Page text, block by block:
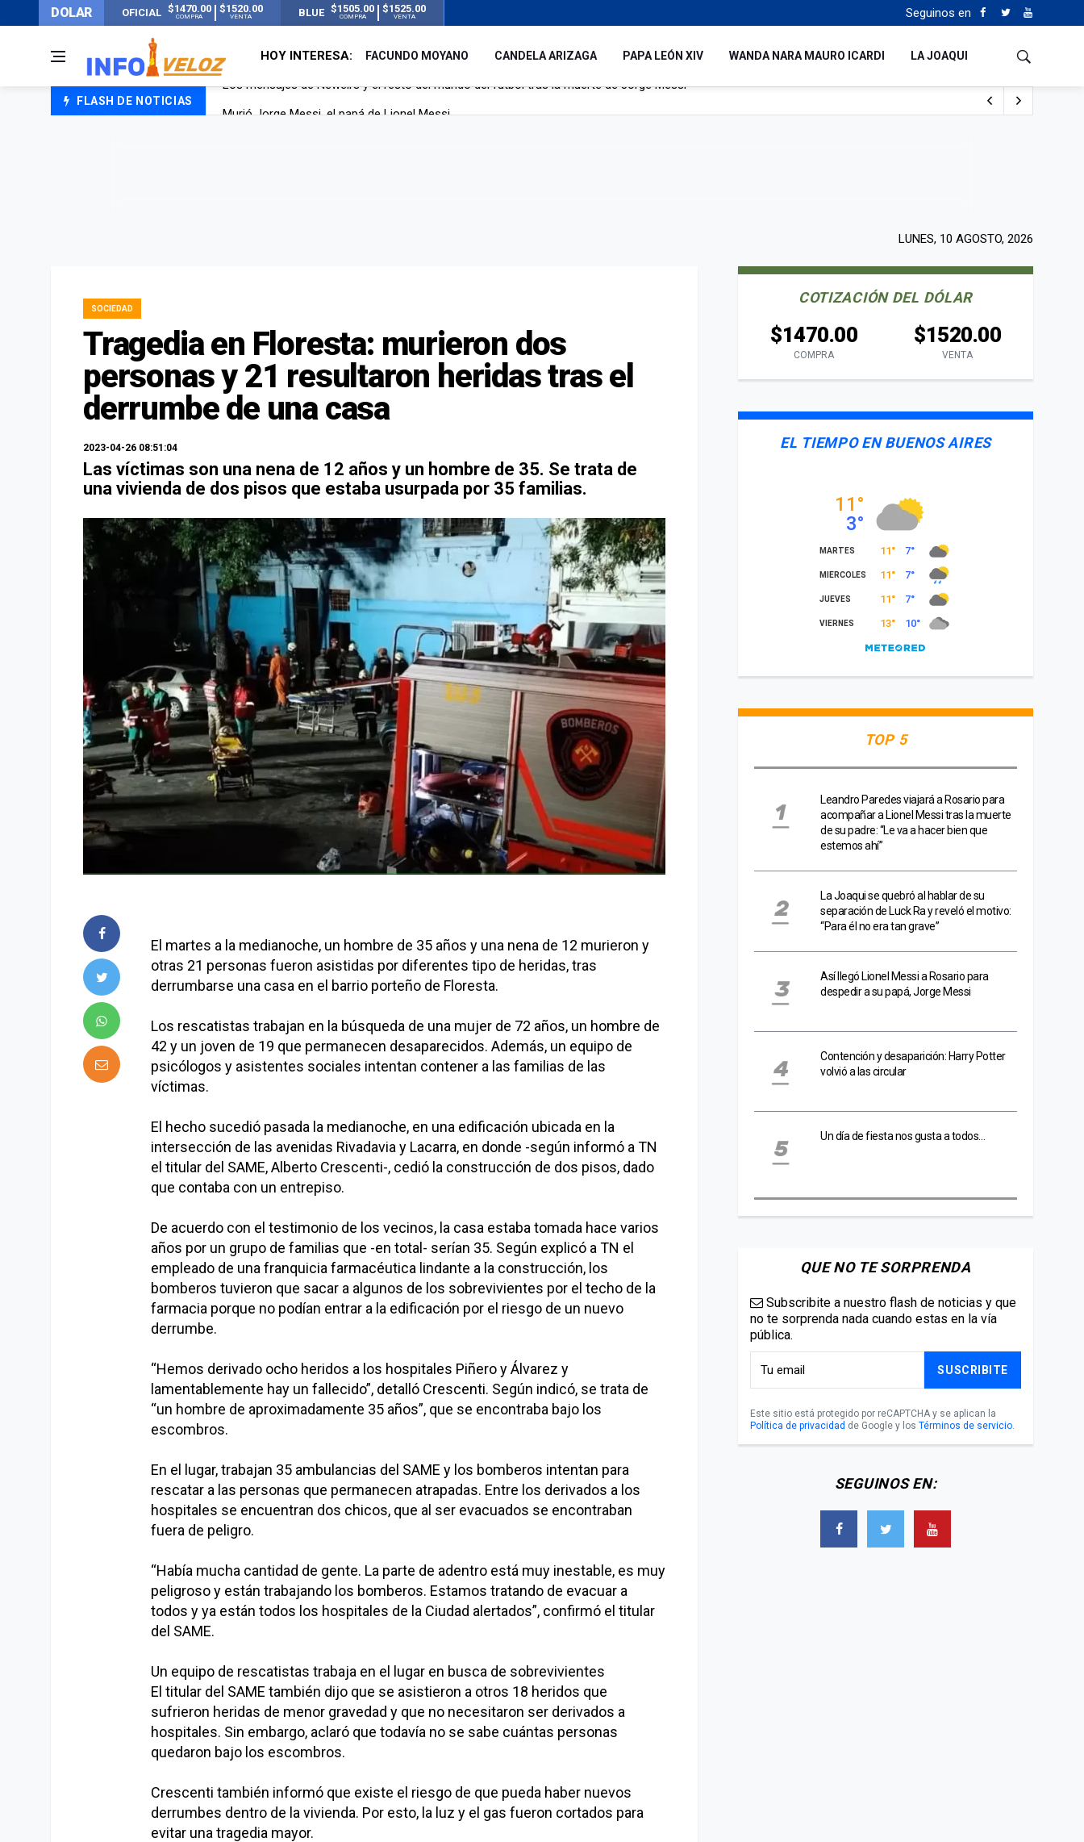
DOLAR OFICIAL $1470.00
COMPRA
$1520.00
VENTA BLUE $1505.00
COMPRA
$1525.00
VENTA Seguinos en
HOY INTERESA: FACUNDO MOYANO CANDELA ARIZAGA PAPA LEÓN XIV WANDA NARA MAURO ICARDI LA JOAQUI
FLASH DE NOTICIAS
LUNES, 10 AGOSTO, 2026
SOCIEDAD
Tragedia en Floresta: murieron dos
personas y 21 resultaron heridas tras el
derrumbe de una casa
2023-04-26 08:51:04
Las víctimas son una nena de 12 años y un hombre de 35. Se trata de
una vivienda de dos pisos que estaba usurpada por 35 familias.
El martes a la medianoche, un hombre de 35 años y una nena de 12 murieron y
otras 21 personas fueron asistidas por diferentes tipo de heridas, tras
derrumbarse una casa en el barrio porteño de Floresta.
Los rescatistas trabajan en la búsqueda de una mujer de 72 años, un hombre de
42 y un joven de 19 que permanecen desaparecidos. Además, un equipo de
psicólogos y asistentes sociales intentan contener a las familias de las
víctimas.
El hecho sucedió pasada la medianoche, en una edificación ubicada en la
intersección de las avenidas Rivadavia y Lacarra, en donde -según informó a TN
el titular del SAME, Alberto Crescenti-, cedió la construcción de dos pisos, dado
que contaba con un entrepiso.
De acuerdo con el testimonio de los vecinos, la casa estaba tomada hace varios
años por un grupo de familias que -en total- serían 35. Según explicó a TN el
empleado de una franquicia farmacéutica lindante a la construcción, los
bomberos tuvieron que sacar a algunos de los sobrevivientes por el techo de la
farmacia porque no podían entrar a la edificación por el riesgo de un nuevo
derrumbe.
“Hemos derivado ocho heridos a los hospitales Piñero y Álvarez y
lamentablemente hay un fallecido”, detalló Crescenti. Según indicó, se trata de
“un hombre de aproximadamente 35 años”, que se encontraba bajo los
escombros.
En el lugar, trabajan 35 ambulancias del SAME y los bomberos intentan para
rescatar a las personas que permanecen atrapadas. Entre los derivados a los
hospitales se encuentran dos chicos, que al ser evacuados se encontraban
fuera de peligro.
“Había mucha cantidad de gente. La parte de adentro está muy inestable, es muy
peligroso y están trabajando los bomberos. Estamos tratando de evacuar a
todos y ya están todos los hospitales de la Ciudad alertados”, confirmó el titular
del SAME.
Un equipo de rescatistas trabaja en el lugar en busca de sobrevivientes
El titular del SAME también dijo que se asistieron a otros 18 heridos que
sufrieron heridas de menor gravedad y que no necesitaron ser derivados a
hospitales. Sin embargo, aclaró que todavía no se sabe cuántas personas
quedaron bajo los escombros.
Crescenti también informó que existe el riesgo de que pueda haber nuevos
derrumbes dentro de la vivienda. Por esto, la luz y el gas fueron cortados para
evitar una tragedia mayor.
COTIZACIÓN DEL DÓLAR
$1470.00
COMPRA
$1520.00
VENTA
EL TIEMPO EN BUENOS AIRES
TOP 5
Leandro Paredes viajará a Rosario para
acompañar a Lionel Messi tras la muerte
de su padre: “Le va a hacer bien que
estemos ahí”
La Joaqui se quebró al hablar de su
separación de Luck Ra y reveló el motivo:
“Para él no era tan grave”
Así llegó Lionel Messi a Rosario para
despedir a su papá, Jorge Messi
Contención y desaparición: Harry Potter
volvió a las circular
Un día de fiesta nos gusta a todos…
QUE NO TE SORPRENDA
Subscribite a nuestro flash de noticias y que
no te sorprenda nada cuando estas en la vía
pública.
SUSCRIBITE
Este sitio está protegido por reCAPTCHA y se aplican la
Política de privacidad de Google y los Términos de servicio.
SEGUINOS EN: